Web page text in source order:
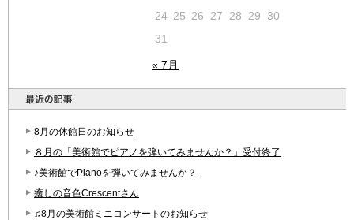
« 7月
24 25 26 27 28 29
30
31
8月の休館日のお知らせ
８月の「美術館でピアノを弾いてみませんか？」受付終了
♪美術館でPianoを弾いてみませんか？
癒しの音色Crescentさん
♫8月の美術館ミニコンサートのお知らせ